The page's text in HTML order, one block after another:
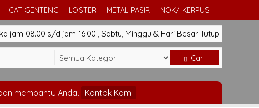
CAT GENTENG LOSTER METAL PASIR NOK/ KERPUS
jam 08.00 s/d jam 16.00 , Sabtu, Minggu & Hari Besar Tutup
Cari
membantu Anda. Kontak Kami